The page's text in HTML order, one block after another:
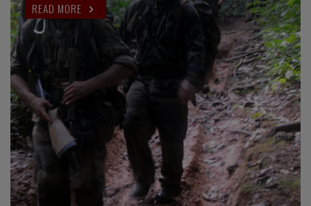
READ MORE